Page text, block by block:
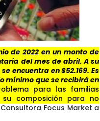
de 2022 en un monto de
del mes de abril. A su
encuentra en $52.169. Es
mínimo que se recibirá en
para las familias
composición para no
Focus Market a